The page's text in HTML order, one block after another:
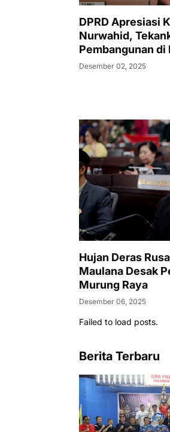
DPRD Apresiasi
Nurwahid,
Pembangunan di
Desember 02, 2025
Hujan Deras
Maulana Desak
Murung Raya
Desember 06, 2025
Failed to load posts.
Berita Terbaru